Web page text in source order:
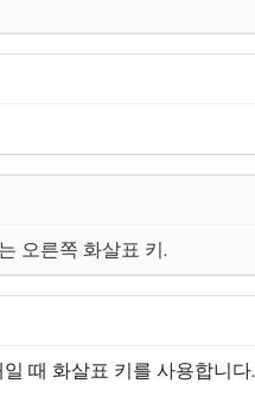
오른쪽 화살표 키.
때 화살표 키를 사용합니다.